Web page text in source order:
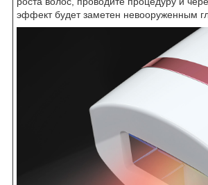
эффект будет заметен невооруженным